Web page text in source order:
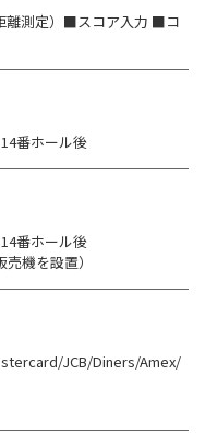
離測定）■スコア入力 ■コ
番ホール後
番ホール後
機を設置）
JCB/Diners/Amex/